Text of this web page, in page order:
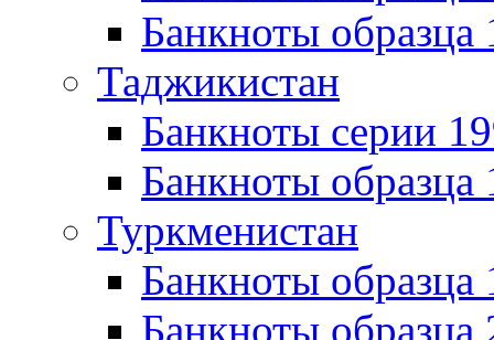
Банкноты образца
Таджикистан
Банкноты серии
Банкноты образца
Туркменистан
Банкноты
Банкноты образца